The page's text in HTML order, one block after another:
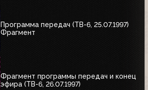
Программа передач (ТВ-6, 25.07.1997)
Фрагмент
Фрагмент программы передач и конец
эфира (ТВ-6, 26.07.1997)